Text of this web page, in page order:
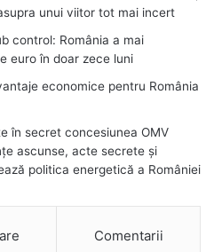
unui viitor tot mai incert
control: România a mai
euro în doar zece luni
economice pentru România
în secret concesiunea OMV
ascunse, acte secrete și
politica energetică a României
Comentarii